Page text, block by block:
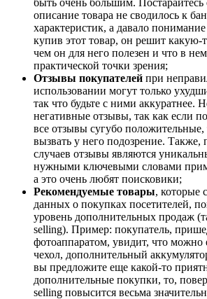
описание товара не сводилось к
характеристик, а давало
купив этот товар, он решит какую-
чем он для него полезен и что в
практической точки зрения;
Отзывы покупателей при
использовании могут только
так что будьте с ними аккуратнее.
негативные отзывы, так как если
все отзывы сугубо положительные,
вызвать у него подозрение. Также,
случаев отзывы являются
нужными ключевыми словами
а это очень любят поисковики;
Рекомендуемые товары, которые
данных о покупках посетителей,
уровень дополнительных продаж
selling). Пример: покупатель,
фотоаппаратом, увидит, что
чехол, дополнительный
вы предложите еще какой-то
дополнительные покупки, то,
selling повысится весьма